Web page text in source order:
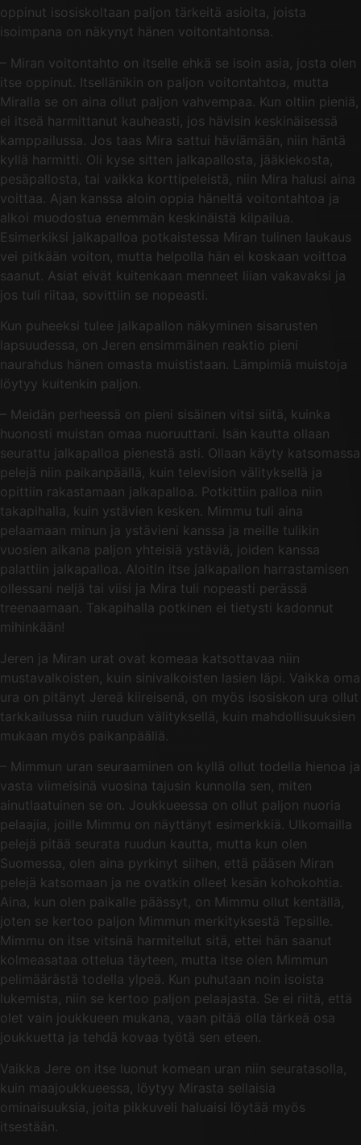
oppinut isosiskoltaan paljon tärkeitä asioita, joista
isoimpana on näkynyt hänen voitontahtonsa.
– Miran voitontahto on itselle ehkä se isoin asia, josta olen
itse oppinut. Itsellänikin on paljon voitontahtoa, mutta
Miralla se on aina ollut paljon vahvempaa. Kun oltiin pieniä,
ei itseä harmittanut kauheasti, jos hävisin keskinäisessä
kamppailussa. Jos taas Mira sattui häviämään, niin häntä
kyllä harmitti. Oli kyse sitten jalkapallosta, jääkiekosta,
pesäpallosta, tai vaikka korttipeleistä, niin Mira halusi aina
voittaa. Ajan kanssa aloin oppia häneltä voitontahtoa ja
alkoi muodostua enemmän keskinäistä kilpailua.
Esimerkiksi jalkapalloa potkaistessa Miran tulinen laukaus
vei pitkään voiton, mutta helpolla hän ei koskaan voittoa
saanut. Asiat eivät kuitenkaan menneet liian vakavaksi ja
jos tuli riitaa, sovittiin se nopeasti.
Kun puheeksi tulee jalkapallon näkyminen sisarusten
lapsuudessa, on Jeren ensimmäinen reaktio pieni
naurahdus hänen omasta muististaan. Lämpimiä muistoja
löytyy kuitenkin paljon.
– Meidän perheessä on pieni sisäinen vitsi siitä, kuinka
huonosti muistan omaa nuoruuttani. Isän kautta ollaan
seurattu jalkapalloa pienestä asti. Ollaan käyty katsomassa
pelejä niin paikanpäällä, kuin television välityksellä ja
opittiin rakastamaan jalkapalloa. Potkittiin palloa niin
takapihalla, kuin ystävien kesken. Mimmu tuli aina
pelaamaan minun ja ystävieni kanssa ja meille tulikin
vuosien aikana paljon yhteisiä ystäviä, joiden kanssa
palattiin jalkapalloa. Aloitin itse jalkapallon harrastamisen
ollessani neljä tai viisi ja Mira tuli nopeasti perässä
treenaamaan. Takapihalla potkinen ei tietysti kadonnut
mihinkään!
Jeren ja Miran urat ovat komeaa katsottavaa niin
mustavalkoisten, kuin sinivalkoisten lasien läpi. Vaikka oma
ura on pitänyt Jereä kiireisenä, on myös isosiskon ura ollut
tarkkailussa niin ruudun välityksellä, kuin mahdollisuuksien
mukaan myös paikanpäällä.
– Mimmun uran seuraaminen on kyllä ollut todella hienoa ja
vasta viimeisinä vuosina tajusin kunnolla sen, miten
ainutlaatuinen se on. Joukkueessa on ollut paljon nuoria
pelaajia, joille Mimmu on näyttänyt esimerkkiä. Ulkomailla
pelejä pitää seurata ruudun kautta, mutta kun olen
Suomessa, olen aina pyrkinyt siihen, että pääsen Miran
pelejä katsomaan ja ne ovatkin olleet kesän kohokohtia.
Aina, kun olen paikalle päässyt, on Mimmu ollut kentällä,
joten se kertoo paljon Mimmun merkityksestä Tepsille.
Mimmu on itse vitsinä harmitellut sitä, ettei hän saanut
kolmeasataa ottelua täyteen, mutta itse olen Mimmun
pelimäärästä todella ylpeä. Kun puhutaan noin isoista
lukemista, niin se kertoo paljon pelaajasta. Se ei riitä, että
olet vain joukkueen mukana, vaan pitää olla tärkeä osa
joukkuetta ja tehdä kovaa työtä sen eteen.
Vaikka Jere on itse luonut komean uran niin seuratasolla,
kuin maajoukkueessa, löytyy Mirasta sellaisia
ominaisuuksia, joita pikkuveli haluaisi löytää myös
itsestään.